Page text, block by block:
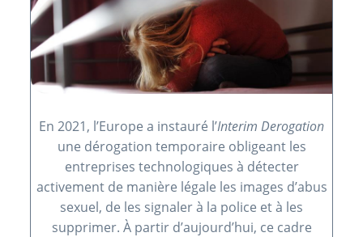
En 2021, l’Europe a instauré l’Interim Derogation
une dérogation temporaire obligeant les
entreprises technologiques à détecter
activement de manière légale les images d’abus
sexuel, de les signaler à la police et à les
supprimer. À partir d’aujourd’hui, ce cadre